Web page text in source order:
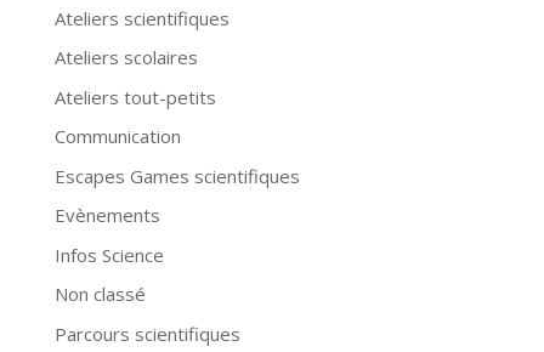
Ateliers scientifiques
Ateliers scolaires
Ateliers tout-petits
Communication
Escapes Games scientifiques
Evènements
Infos Science
Non classé
Parcours scientifiques